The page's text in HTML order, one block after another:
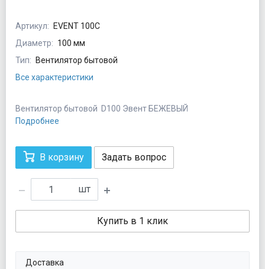
Артикул:
EVENT 100С
Диаметр: 100 мм
Тип:
Вентилятор бытовой
Все характеристики
Вентилятор бытовой D100 Эвент БЕЖЕВЫЙ
Подробнее
В корзину Задать вопрос
шт
Купить в 1 клик
Доставка